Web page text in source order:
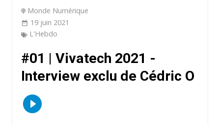
Monde Numérique
19 juin 2021
L'Hebdo
#01 | Vivatech 2021 -
Interview exclu de Cédric O